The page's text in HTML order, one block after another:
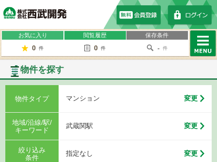
お気に入り
0 件
閲覧履歴
0 件
保存条件
- 件
物件を探す
物件タイプ マンション 変更
地域/沿線/駅/
キーワード
武蔵関駅 変更
絞り込み
条件
指定なし 変更